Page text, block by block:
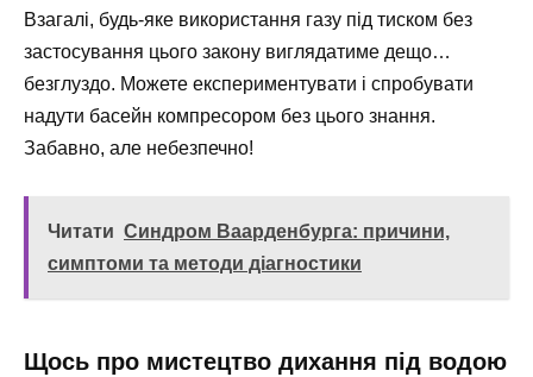
Взагалі, будь-яке використання газу під тиском без
застосування цього закону виглядатиме дещо…
безглуздо. Можете експериментувати і спробувати
надути басейн компресором без цього знання.
Забавно, але небезпечно!
Читати Синдром Ваарденбурга: причини,
симптоми та методи діагностики
Щось про мистецтво дихання під водою